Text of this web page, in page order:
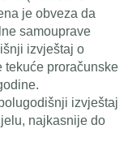
je obveza da
samouprave
izvještaj o
tekuće proračunske
izvještaj
najkasnije do